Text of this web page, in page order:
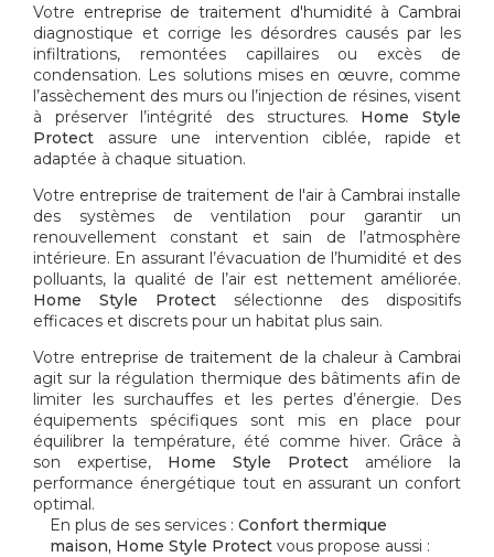
Votre entreprise de traitement d'humidité à Cambrai
diagnostique et corrige les désordres causés par les
infiltrations, remontées capillaires ou excès de
condensation. Les solutions mises en œuvre, comme
l’assèchement des murs ou l’injection de résines, visent
à préserver l’intégrité des structures. Home Style
Protect assure une intervention ciblée, rapide et
adaptée à chaque situation.
Votre entreprise de traitement de l'air à Cambrai installe
des systèmes de ventilation pour garantir un
renouvellement constant et sain de l’atmosphère
intérieure. En assurant l’évacuation de l’humidité et des
polluants, la qualité de l’air est nettement améliorée.
Home Style Protect sélectionne des dispositifs
efficaces et discrets pour un habitat plus sain.
Votre entreprise de traitement de la chaleur à Cambrai
agit sur la régulation thermique des bâtiments afin de
limiter les surchauffes et les pertes d’énergie. Des
équipements spécifiques sont mis en place pour
équilibrer la température, été comme hiver. Grâce à
son expertise, Home Style Protect améliore la
performance énergétique tout en assurant un confort
optimal.
En plus de ses services : Confort thermique
maison, Home Style Protect vous propose aussi :